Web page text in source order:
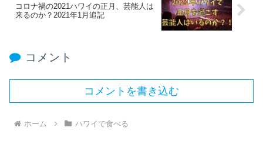
コロナ禍の2021ハワイの正月、芸能人は
来るのか？2021年1月追記
コメント
コメントを書き込む
ホーム ハワイで食べる